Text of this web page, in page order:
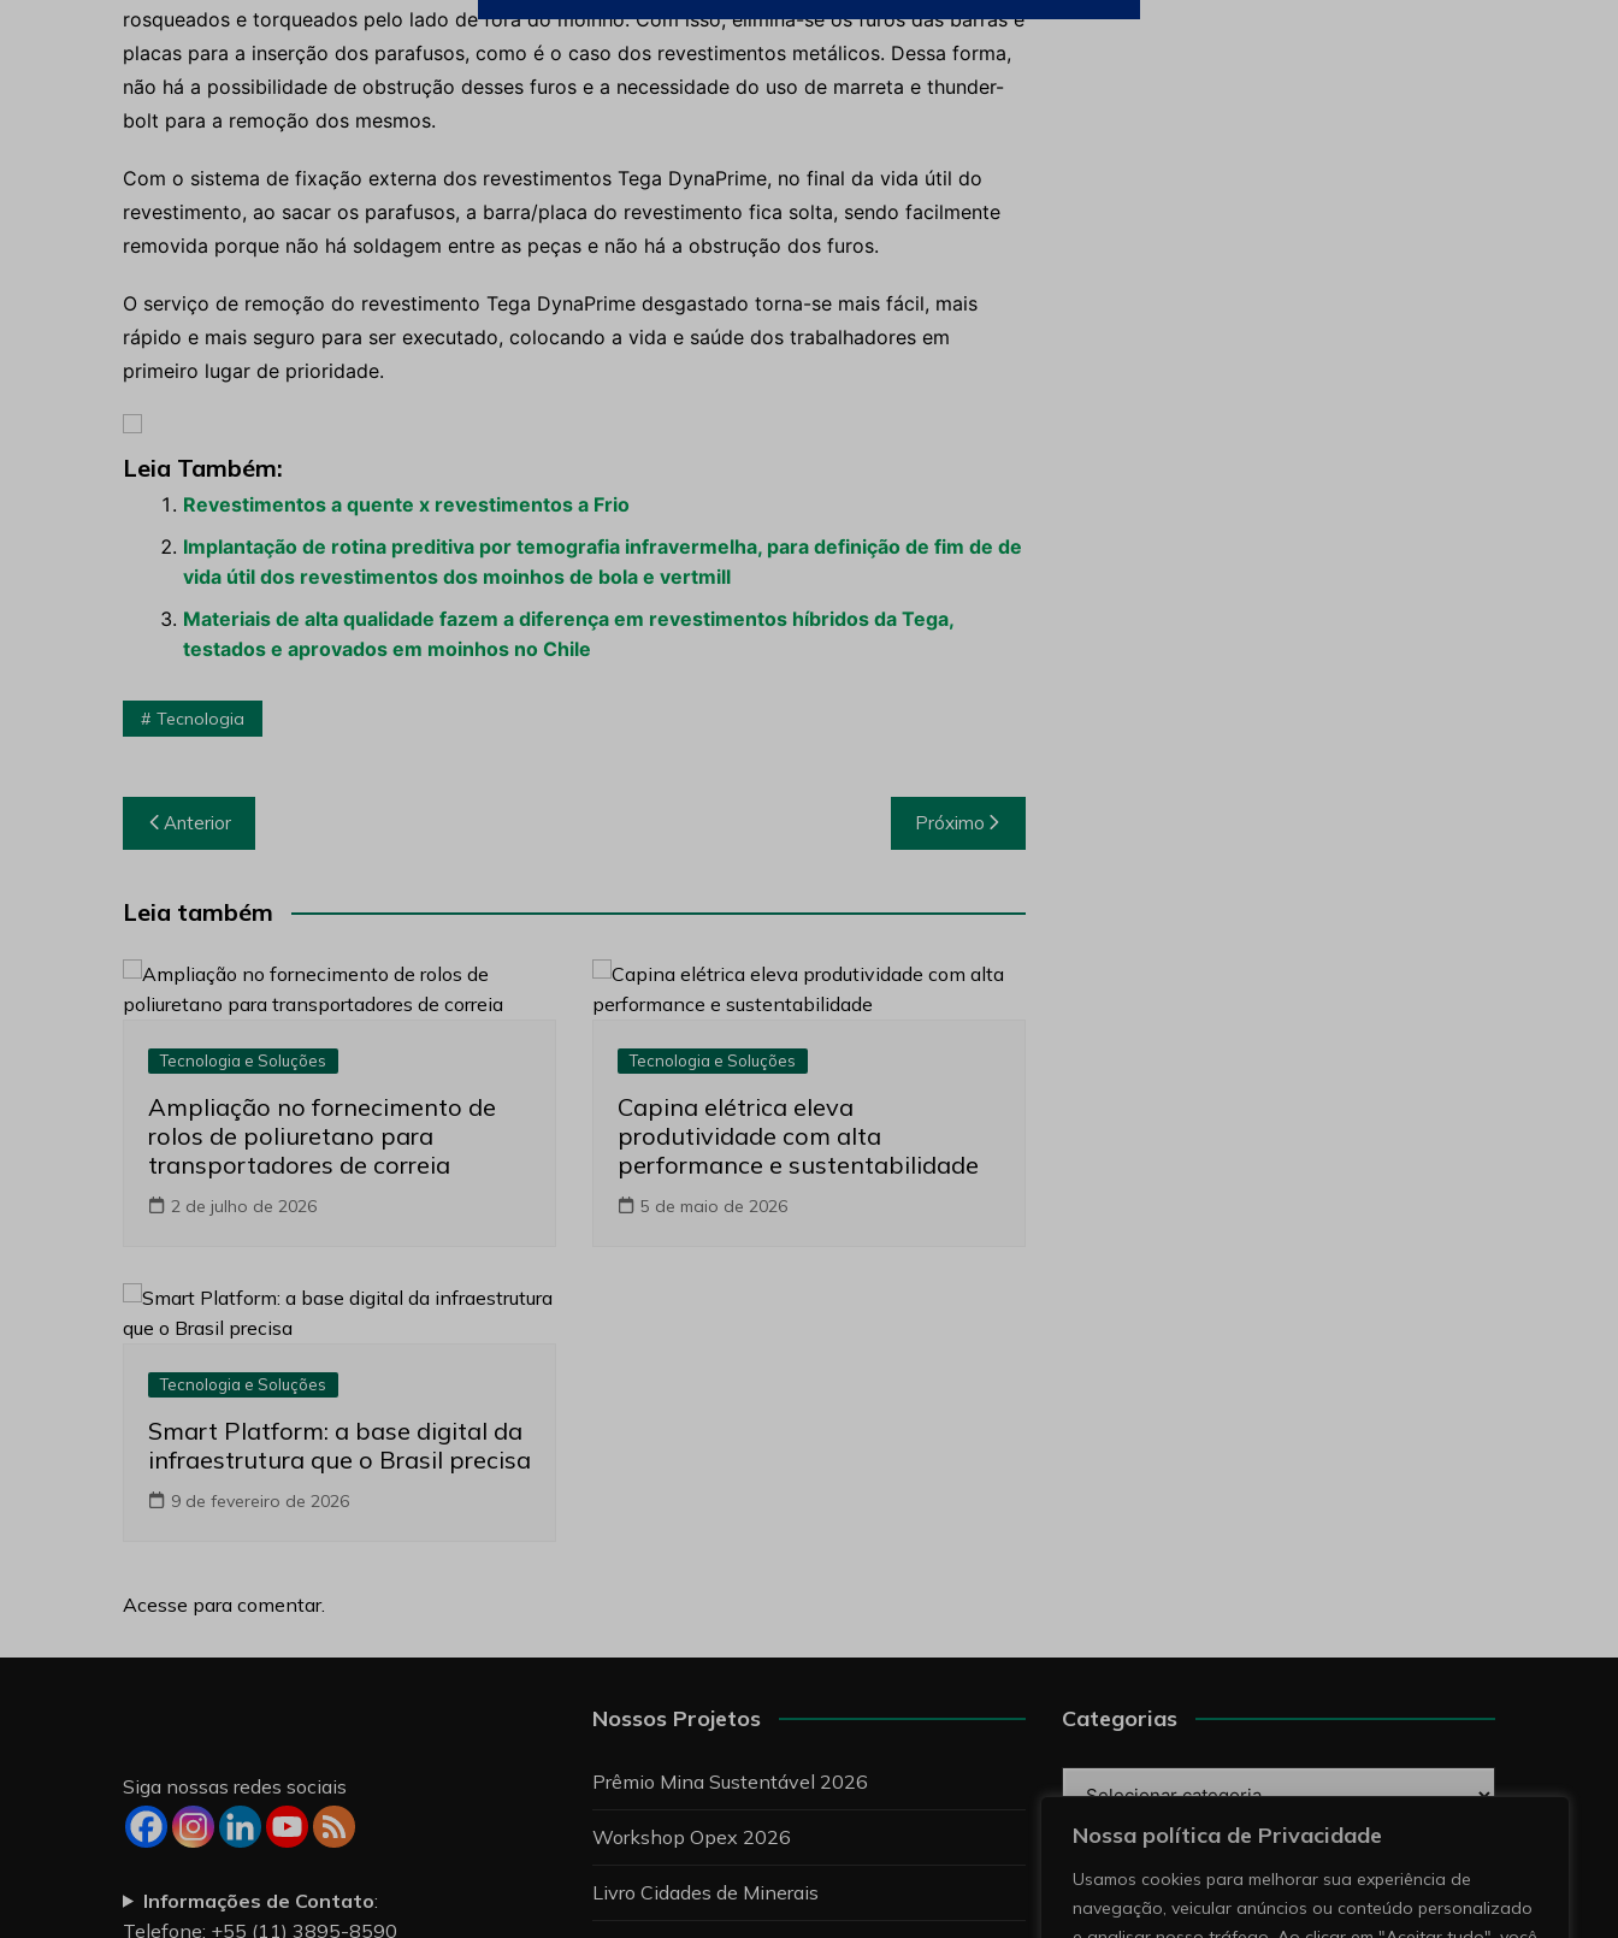
Nossa política de Privacidade
Usamos cookies para melhorar sua experiência de
navegação, veicular anúncios ou conteúdo personalizado
rosqueados e torqueados pelo lado de fora do moinho. Com isso, elimina-se os furos das barras e
placas para a inserção dos parafusos, como é o caso dos revestimentos metálicos. Dessa forma,
não há a possibilidade de obstrução desses furos e a necessidade do uso de marreta e thunder-
bolt para a remoção dos mesmos.
Com o sistema de fixação externa dos revestimentos Tega DynaPrime, no final da vida útil do
revestimento, ao sacar os parafusos, a barra/placa do revestimento fica solta, sendo facilmente
removida porque não há soldagem entre as peças e não há a obstrução dos furos.
O serviço de remoção do revestimento Tega DynaPrime desgastado torna-se mais fácil, mais
rápido e mais seguro para ser executado, colocando a vida e saúde dos trabalhadores em
primeiro lugar de prioridade.
Leia Também:
Revestimentos a quente x revestimentos a Frio
Implantação de rotina preditiva por temografia infravermelha, para definição de fim de de
vida útil dos revestimentos dos moinhos de bola e vertmill
Materiais de alta qualidade fazem a diferença em revestimentos híbridos da Tega,
testados e aprovados em moinhos no Chile
Tecnologia
Navegação
de
Post
Anterior Próximo
Leia também
Tecnologia e Soluções
Ampliação no fornecimento de
rolos de poliuretano para
transportadores de correia
2 de julho de 2026
Tecnologia e Soluções
Capina elétrica eleva
produtividade com alta
performance e sustentabilidade
5 de maio de 2026
Tecnologia e Soluções
Smart Platform: a base digital da
infraestrutura que o Brasil precisa
9 de fevereiro de 2026
Acesse para comentar.
Siga nossas redes sociais
Informações de Contato:
Telefone: +55 (11) 3895-8590
Nossos Projetos
Prêmio Mina Sustentável 2026
Workshop Opex 2026
Livro Cidades de Minerais
Categorias
Pesquise